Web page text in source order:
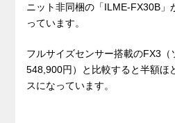
ニット非同梱の「ILME-FX30B」
っています。
フルサイズセンサー搭載のFX3（
548,900円）と比較すると半額ほ
スになっています。